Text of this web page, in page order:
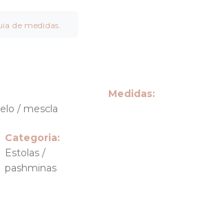
de medidas.
/ mescla
Medidas:
Categoria:
Estolas /
pashminas